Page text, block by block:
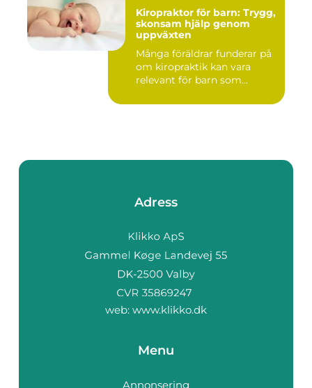
Kiropraktor för barn: Trygg,
skonsam hjälp genom
uppväxten
Många föräldrar funderar på
om kiropraktik kan vara
relevant för barn som...
Adress
web: www.klikko.dk
Menu
Annonsering